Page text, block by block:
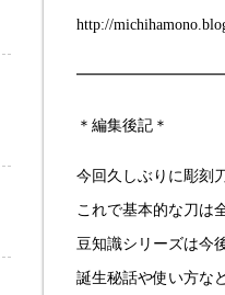
http://
＊編集後記＊
今回久しぶりに彫刻
これで基本的な刀は
豆知識シリーズは今
誕生秘話や使い方な